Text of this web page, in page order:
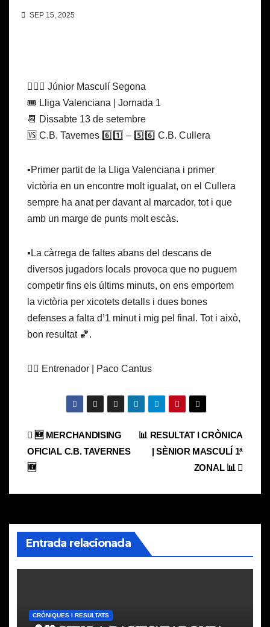
SEP 15, 2025
⛹🏽‍♂️ Júnior Masculí Segona
🎟️ Lliga Valenciana | Jornada 1
📆 Dissabte 13 de setembre
🆚 C.B. Tavernes 6️⃣1️⃣ – 5️⃣6️⃣ C.B. Cullera
▪️Primer partit de la Lliga Valenciana i primer
victòria en un encontre molt igualat, on el Cullera
sempre ha anat per davant al marcador, tot i que
amb un marge de punts molt escàs.
▪️La càrrega de faltes abans del descans de
diversos jugadors locals provoca que no puguem
competir fins els últims minuts, on ens emportem
la victòria per xicotets detalls i dues bones
defenses a falta d’1 minut i mig pel final. Tot i això,
bon resultat 🏀.
✍🏼 Entrenador | Paco Cantus
Navegación
de
entradas
📊 RESULTAT I CRÒNICA
| SÈNIOR MASCULÍ 1ª
ZONAL 📊
🆕 MERCHANDISING
OFICIAL C.B. TAVERNES
🆕
Entrada relacionada
CRÒNIQUES I RESULTATS